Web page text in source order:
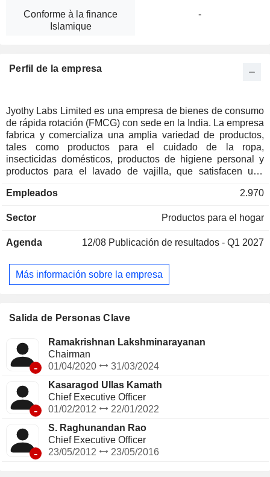
Conforme à la finance
Islamique
-
Perfil de la empresa
Jyothy Labs Limited es una empresa de bienes de consumo
de rápida rotación (FMCG) con sede en la India. La empresa
fabrica y comercializa una amplia variedad de productos,
tales como productos para el cuidado de la ropa,
insecticidas domésticos, productos de higiene personal y
productos para el lavado de vajilla, que satisfacen una
consumidores. El segmento de productos para el lavado de
de acero y detergente en polvo. El segmento de cuidado de
suavizantes, detergente en polvo, detergente líquido y jabón
espirales, líquidos, raquetas y aerosoles repelentes de
mosquitos. El segmento de cuidado personal incluye jabón
«Otros» incluye servicios de lavandería, varitas de incienso,
de su marca Fabric Spa, la empresa también ofrece
servicios de lavandería y tintorería.
Empleados 2.970
Sector Productos para el hogar
Agenda 12/08 Publicación de resultados - Q1 2027
Más información sobre la empresa
Salida de Personas Clave
-
Ramakrishnan Lakshminarayanan
Chairman
01/04/2020
31/03/2024
-
Kasaragod Ullas Kamath
Chief Executive Officer
01/02/2012
22/01/2022
-
S. Raghunandan Rao
Chief Executive Officer
23/05/2012
23/05/2016